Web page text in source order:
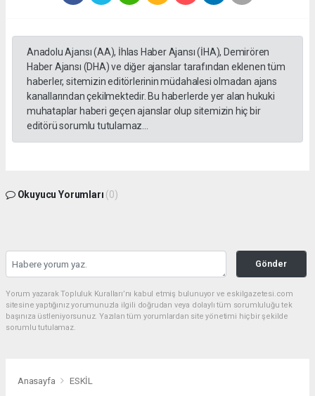
Anadolu Ajansı (AA), İhlas Haber Ajansı (İHA), Demirören
Haber Ajansı (DHA) ve diğer ajanslar tarafından eklenen tüm
haberler, sitemizin editörlerinin müdahalesi olmadan ajans
kanallarından çekilmektedir. Bu haberlerde yer alan hukuki
muhataplar haberi geçen ajanslar olup sitemizin hiç bir
editörü sorumlu tutulamaz...
Okuyucu Yorumları (0)
Gönder
Yorum yazarak Topluluk Kuralları’nı kabul etmiş bulunuyor ve eskilgazetesi.com
sitesine yaptığınız yorumunuzla ilgili doğrudan veya dolaylı tüm sorumluluğu tek
başınıza üstleniyorsunuz. Yazılan tüm yorumlardan site yönetimi hiçbir şekilde
sorumlu tutulamaz.
Anasayfa ESKİL